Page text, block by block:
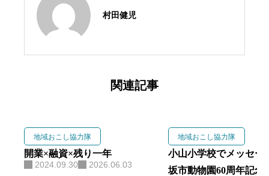
村田健児
関連記事
地域おこし協力隊
開業×融資×残り一年
2024.09.30 2026.06.03
地域おこし協力隊
小山小学校でメッセー
坂市動物園60周年記念